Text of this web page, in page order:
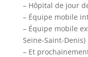
– Hôpital de jour
– Équipe mobile
– Équipe mobile
Seine-Saint-Denis)
– Et